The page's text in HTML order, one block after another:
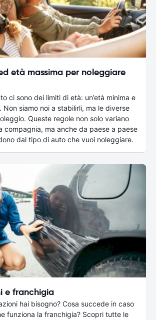
età massima per noleggiare
ci sono dei limiti di età: un’età minima e
Non siamo noi a stabilirli, ma le diverse
Queste regole non solo variano
compagnia, ma anche da paese a paese
dal tipo di auto che vuoi noleggiare.
e franchigia
hai bisogno? Cosa succede in caso
funziona la franchigia? Scopri tutte le